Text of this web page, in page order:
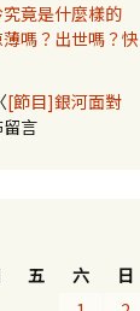
究竟是什麼樣的
嗎？出世嗎？快
[節目]銀河面對
言
五 六
日